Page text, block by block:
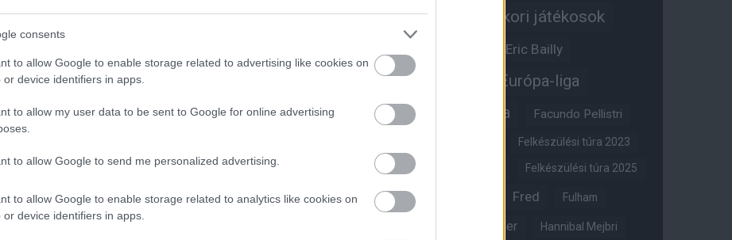
consents
to allow Google to enable storage related to advertising like cookies on
or device identifiers in apps.
to allow my user data to be sent to Google for online advertising
to allow Google to send me personalized advertising.
to allow Google to enable storage related to analytics like cookies on
or device identifiers in apps.
Edzői stáb Egykori játékosok
Eric Bailly
Erik ten Hag Európa-liga
Everton FA-kupa Facundo Pellistri
Felkészülési túra 2023
Felkészülési túra 2024 Felkészülési túra 2025
Felkészülési túra 2026 Fred Fulham
Glazer Hannibal Mejbri